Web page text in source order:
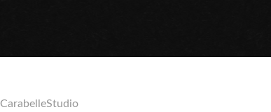
CarabelleStudio